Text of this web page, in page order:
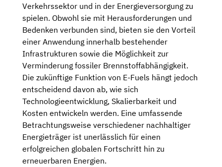
Verkehrssektor und in der Energieversorgung zu
spielen. Obwohl sie mit Herausforderungen und
Bedenken verbunden sind, bieten sie den Vorteil
einer Anwendung innerhalb bestehender
Infrastrukturen sowie die Möglichkeit zur
Verminderung fossiler Brennstoffabhängigkeit.
Die zukünftige Funktion von E-Fuels hängt jedoch
entscheidend davon ab, wie sich
Technologieentwicklung, Skalierbarkeit und
Kosten entwickeln werden. Eine umfassende
Betrachtungsweise verschiedener nachhaltiger
Energieträger ist unerlässlich für einen
erfolgreichen globalen Fortschritt hin zu
erneuerbaren Energien.